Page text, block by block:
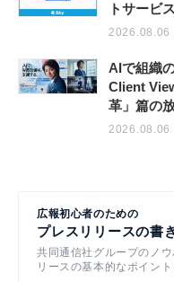
トサービ
2026.08.06
AIで組織
Client
革」篇の
2026.08.06
広報初心者のための
プレスリリースの書
共同通信社グループのノ
リースの基本的なポイント